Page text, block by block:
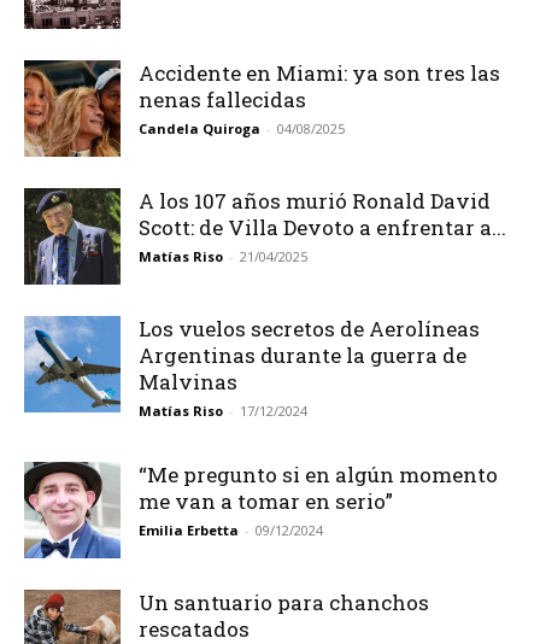
Accidente en Miami: ya son tres las
nenas fallecidas
Candela Quiroga - 04/08/2025
A los 107 años murió Ronald David
Scott: de Villa Devoto a enfrentar a...
Matías Riso - 21/04/2025
Los vuelos secretos de Aerolíneas
Argentinas durante la guerra de
Malvinas
Matías Riso - 17/12/2024
“Me pregunto si en algún momento
me van a tomar en serio”
Emilia Erbetta - 09/12/2024
Un santuario para chanchos
rescatados